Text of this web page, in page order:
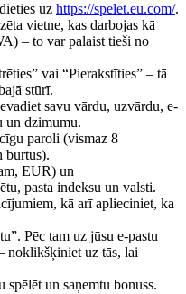
uz https://spelet.eu.com/.
vietne, kas darbojas kā
– to var palaist tieši no
vai “Pierakstīties” – tā
stūrī.
savu vārdu, uzvārdu, e-
un dzimumu.
paroli (vismaz 8
burtus).
EUR) un
pasta indeksu un valsti.
kā arī aplieciniet, ka
Pēc tam uz jūsu e-pastu
noklikšķiniet uz tās, lai
un saņemtu bonuss.